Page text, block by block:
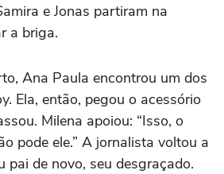
e Jonas partiram na
a briga.
Ana Paula encontrou um dos
Ela, então, pegou o acessório
Milena apoiou: “Isso, o
pode ele.” A jornalista voltou a
pai de novo, seu desgraçado.